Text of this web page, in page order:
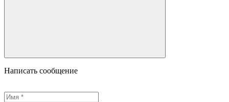
Написать сообщение